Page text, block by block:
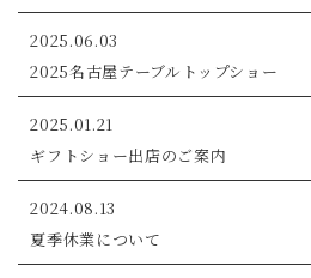
2025.06.03
2025名古屋テーブルトップショー
2025.01.21
ギフトショー出店のご案内
2024.08.13
夏季休業について